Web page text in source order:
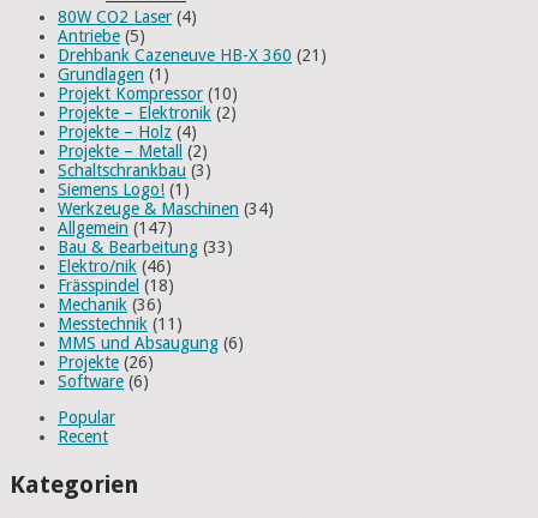
80W CO2 Laser (4)
Antriebe (5)
Drehbank Cazeneuve HB-X 360 (21)
Grundlagen (1)
Projekt Kompressor (10)
Projekte – Elektronik (2)
Projekte – Holz (4)
Projekte – Metall
(2)
Schaltschrankbau (3)
Siemens Logo! (1)
Werkzeuge & Maschinen (34)
Allgemein (147)
Bau & Bearbeitung (33)
Elektro/nik (46)
Frässpindel (18)
Mechanik (36)
Messtechnik (11)
MMS und Absaugung (6)
Projekte (26)
Software (6)
Popular
Recent
Kategorien